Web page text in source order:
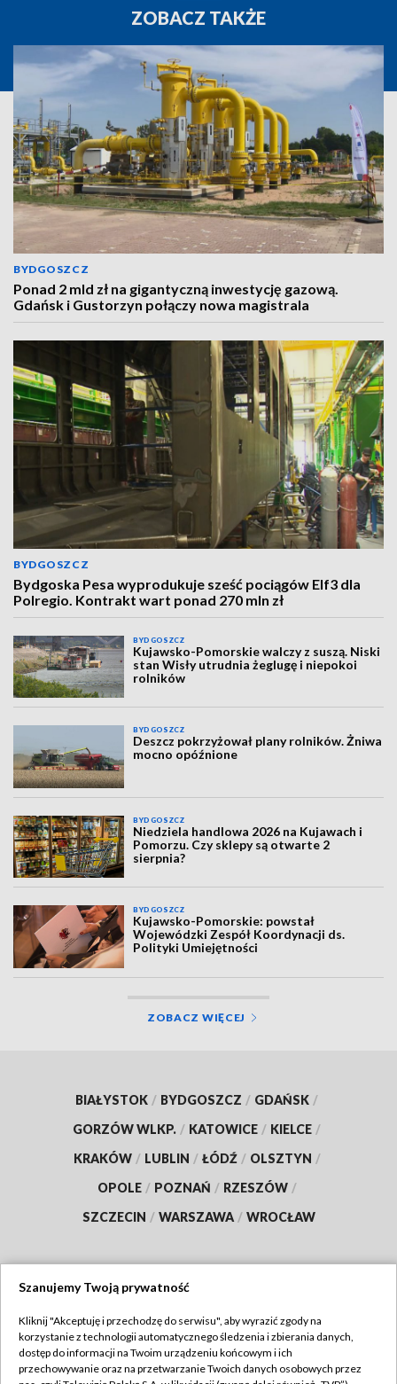
ZOBACZ TAKŻE
BYDGOSZCZ
Ponad 2 mld zł na gigantyczną inwestycję gazową.
Gdańsk i Gustorzyn połączy nowa magistrala
BYDGOSZCZ
Bydgoska Pesa wyprodukuje sześć pociągów Elf3 dla
Polregio. Kontrakt wart ponad 270 mln zł
BYDGOSZCZ
Kujawsko-Pomorskie walczy z suszą. Niski
stan Wisły utrudnia żeglugę i niepokoi
rolników
BYDGOSZCZ
Deszcz pokrzyżował plany rolników. Żniwa
mocno opóźnione
BYDGOSZCZ
Niedziela handlowa 2026 na Kujawach i
Pomorzu. Czy sklepy są otwarte 2
sierpnia?
BYDGOSZCZ
Kujawsko-Pomorskie: powstał
Wojewódzki Zespół Koordynacji ds.
Polityki Umiejętności
ZOBACZ WIĘCEJ
BIAŁYSTOK / BYDGOSZCZ / GDAŃSK /
GORZÓW WLKP. / KATOWICE / KIELCE /
KRAKÓW / LUBLIN / ŁÓDŹ / OLSZTYN /
OPOLE / POZNAŃ / RZESZÓW /
SZCZECIN / WARSZAWA / WROCŁAW
TVP
Abonament TVP
Regulamin TVP
Szanujemy Twoją prywatność
Kliknij "Akceptuję i przechodzę do serwisu", aby wyrazić zgody na
korzystanie z technologii automatycznego śledzenia i zbierania danych,
dostęp do informacji na Twoim urządzeniu końcowym i ich
przechowywanie oraz na przetwarzanie Twoich danych osobowych przez